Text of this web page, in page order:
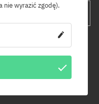
wyrażeniem zgody na
adres e-mail.
osobowych jest Cool
Handlowców 2 w
Twoich danych.
nie wyrazić zgodę).